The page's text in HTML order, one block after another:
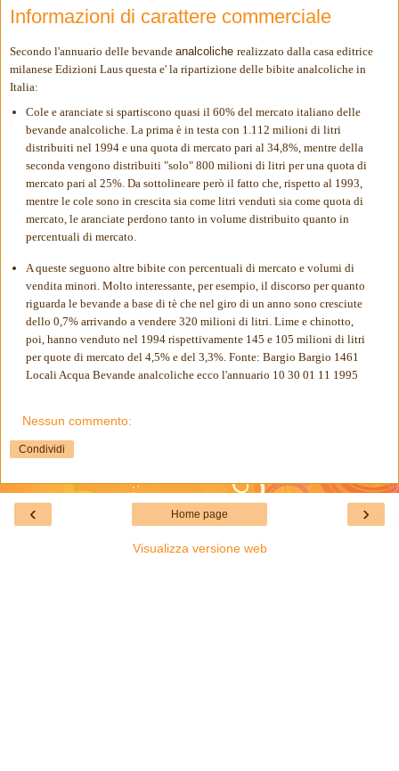
Informazioni di carattere commerciale
Secondo l'annuario delle bevande analcoliche realizzato dalla casa editrice
milanese Edizioni Laus questa e' la ripartizione delle bibite analcoliche in
Italia:
Cole e aranciate si spartiscono quasi il 60% del mercato italiano delle
bevande analcoliche. La prima è in testa con 1.112 milioni di litri
distribuiti nel 1994 e una quota di mercato pari al 34,8%, mentre della
seconda vengono distribuiti "solo" 800 milioni di litri per una quota di
mercato pari al 25%. Da sottolineare però il fatto che, rispetto al 1993,
mentre le cole sono in crescita sia come litri venduti sia come quota di
mercato, le aranciate perdono tanto in volume distribuito quanto in
percentuali di mercato.
A queste seguono altre bibite con percentuali di mercato e volumi di
vendita minori. Molto interessante, per esempio, il discorso per quanto
riguarda le bevande a base di tè che nel giro di un anno sono cresciute
dello 0,7% arrivando a vendere 320 milioni di litri. Lime e chinotto,
poi, hanno venduto nel 1994 rispettivamente 145 e 105 milioni di litri
per quote di mercato del 4,5% e del 3,3%. Fonte: Bargio Bargio 1461
Locali Acqua Bevande analcoliche ecco l'annuario 10 30 01 11 1995
Nessun commento:
Condividi
‹ ›
Home page
Visualizza versione web